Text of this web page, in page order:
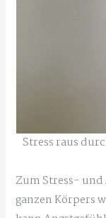
Stress raus
Zum Stress- und
ganzen Körpers